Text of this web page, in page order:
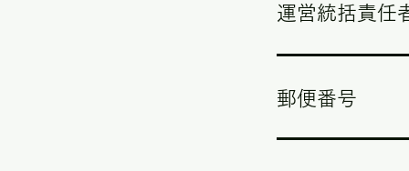
運営統括責任
郵便番号